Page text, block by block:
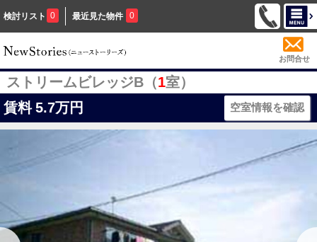
検討リスト 0 最近見た物件 0
お問合せ
ストリームビレッジB（1室）
賃料 5.7万円 空室情報を確認